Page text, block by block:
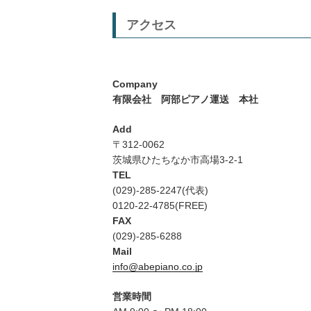
アクセス
Company
有限会社 阿部ピアノ運送 本社
Add
〒312-0062
茨城県ひたちなか市高場3-2-1
TEL
(029)-285-2247(代表)
0120-22-4785(FREE)
FAX
(029)-285-6288
Mail
info@abepiano.co.jp
営業時間